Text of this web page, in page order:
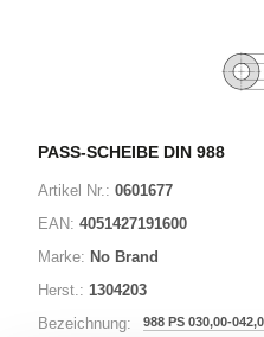
PASS-SCHEIBE DIN 988
Artikel Nr.: 0601677
EAN: 4051427191600
Marke: No Brand
Herst.: 1304203
Bezeichnung:
988 PS 030,00-